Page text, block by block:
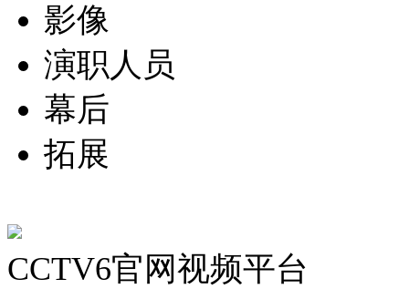
影像
演职人员
幕后
拓展
CCTV6官网视频平台